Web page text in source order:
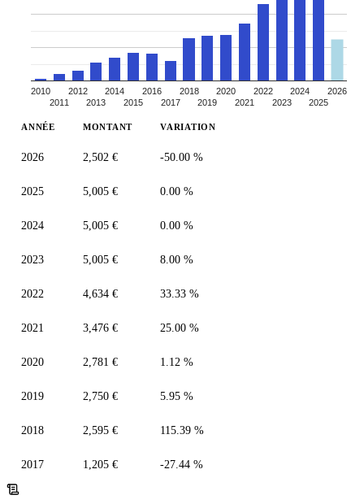
2010
2011
2012
2013
2014
2015
2016
2017
2018
2019
2020
2021
2022
2023
2024
2025
2026
ANNÉE MONTANT VARIATION
2026 2,502 € -50.00 %
2025 5,005 € 0.00 %
2024 5,005 € 0.00 %
2023 5,005 € 8.00 %
2022 4,634 € 33.33 %
2021 3,476 € 25.00 %
2020 2,781 € 1.12 %
2019 2,750 € 5.95 %
2018 2,595 € 115.39 %
2017 1,205 € -27.44 %